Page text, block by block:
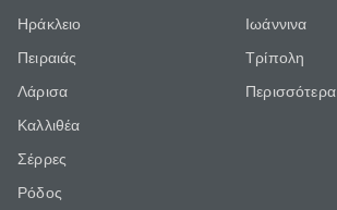
Ηράκλειο
Πειραιάς
Λάρισα
Καλλιθέα
Σέρρες
Ρόδος
Ιωάννινα
Τρίπολη
Περισσότερα